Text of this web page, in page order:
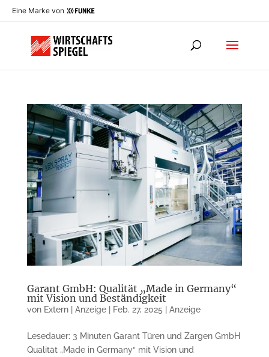
Eine Marke von
Garant GmbH: Qualität „Made in Germany“
mit Vision und Beständigkeit
von Extern | Anzeige| Feb. 27, 2025 Anzeige
Lesedauer: 3 Minuten Garant Türen und Zargen GmbH
Qualität „Made in Germany“ mit Vision und